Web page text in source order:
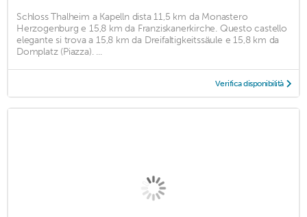
Schloss Thalheim a Kapelln dista 11,5 km da Monastero
Herzogenburg e 15,8 km da Franziskanerkirche. Questo castello
elegante si trova a 15,8 km da Dreifaltigkeitssäule e 15,8 km da
Domplatz (Piazza). ...
Verifica disponibilità